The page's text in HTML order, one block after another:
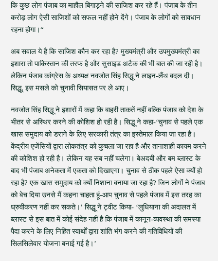
कि कुछ लोग पंजाब का माहौल बिगाड़ने की साजिश कर रहे हैं। पंजाब के तीन
करोड़ लोग ऐसी साजिशों को सफल नहीं होने देंगे। पंजाब के लोगों को सावधान
रहना होगा।“
अब सवाल ये है कि साजिश कौन कर रहा है? मुख्यमंत्री और उपमुख्यमंत्री का
इशारा तो पाकिस्तान की तरफ है और सुसाइड अटैक की भी बात की जा रही है।
लेकिन पंजाब कांग्रेस के अध्यक्ष नवजोत सिंह सिद्धू ने लाइन-लैंथ बदल दी।
सिद्धू, इस मसले को चुनावी सियासत पर ले आए।
नवजोत सिंह सिद्धू ने इशारों में कहा कि बाहरी ताकतें नहीं बल्कि पंजाब को देश के
भीतर से अस्थिर करने की कोशिश हो रही है। सिद्धू ने कहा-‘चुनाव से पहले एक
खास समुदाय को डराने के लिए सरकारी तंत्र का इस्तेमाल किया जा रहा है।
केंद्रीय एजेंसियों द्वारा लोकतंत्र को कुचला जा रहा है और तानाशाही कायम करने
की कोशिश हो रही है। लेकिन यह सब नहीं चलेगा। बेअदबी और बम ब्लास्ट के
बाद भी पंजाब अनेकता में एकता को दिखाएगा। चुनाव से ठीक पहले ऐसा क्यों हो
रहा है? एक खास समुदाय को क्यों निशाना बनाया जा रहा है? जिन लोगों ने पंजाब
को बेच दिया उनसे मैं कहना चाहता हूं-आप चुनाव से पहले पंजाब में इस तरह का
ध्रुवीकरण नहीं कर सकते।’ सिद्धू ने ट्वीट किया- ‘लुधियाना की अदालत में
ब्लास्ट से इस बात में कोई संदेह नहीं है कि पंजाब में कानून-व्यवस्था की समस्या
पैदा करने के लिए निहित स्वार्थों द्वारा शांति भंग करने की गतिविधियों की
सिलसिलेवार योजना बनाई गई है।’